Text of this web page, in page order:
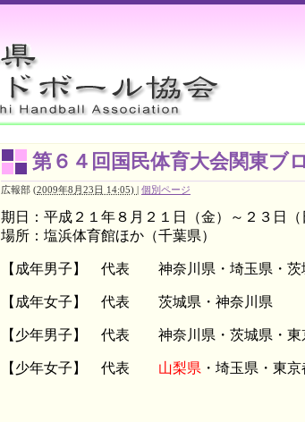
第６４回国民体育大会関東ブ
広報部 (2009年8月23日 14:05) | 個別ページ
期日：平成２１年８月２１日（金）～２３日（
場所：塩浜体育館ほか（千葉県）
【成年男子】 代表 神奈川県・埼玉県・茨
【成年女子】 代表 茨城県・神奈川県
【少年男子】 代表 神奈川県・茨城県・東
【少年女子】 代表 山梨県 ・埼玉県・東